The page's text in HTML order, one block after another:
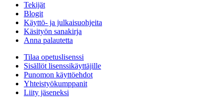
Tekijät
Blogit
Käyttö- ja julkaisuohjeita
Käsityön sanakirja
Anna palautetta
Tilaa opetuslisenssi
Sisällöt lisenssikäyttäjille
Punomon käyttöehdot
Yhteistyökumppanit
Liity jäseneksi